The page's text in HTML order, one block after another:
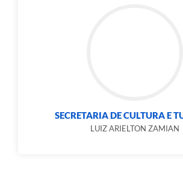
SECRETARIA DE CULTURA E
LUIZ ARIELTON ZAMIAN